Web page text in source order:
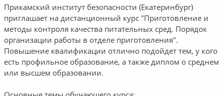
Прикамский институт безопасности (Екатеринбург)
приглашает на дистанционный курс "Приготовление и
методы контроля качества питательных сред. Порядок
организации работы в отделе приготовления".
Повышение квалификации отлично подойдет тем, у кого
есть профильное образование, а также диплом о среднем
или высшем образовании.